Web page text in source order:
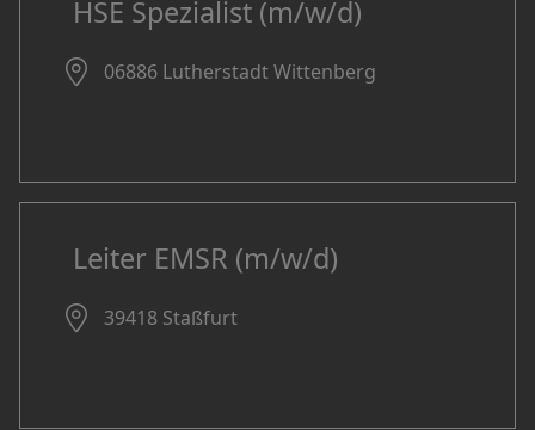
HSE Spezialist (m/w/d)
06886 Lutherstadt Wittenberg
Leiter EMSR (m/w/d)
39418 Staßfurt